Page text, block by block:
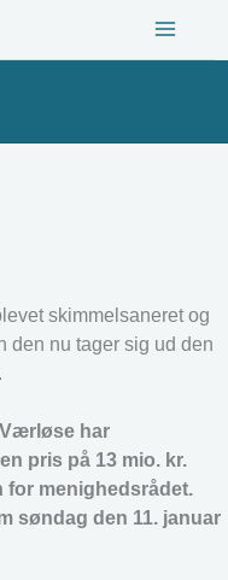
skimmelsaneret og
den nu tager sig ud den
har
pris på 13 mio. kr.
for menighedsrådet.
søndag den 11. januar